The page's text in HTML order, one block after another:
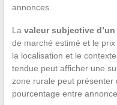
annonces.
La valeur subjective d’un
de marché estimé et le
la localisation et le
tendue peut afficher une
zone rurale peut présenter
pourcentage entre